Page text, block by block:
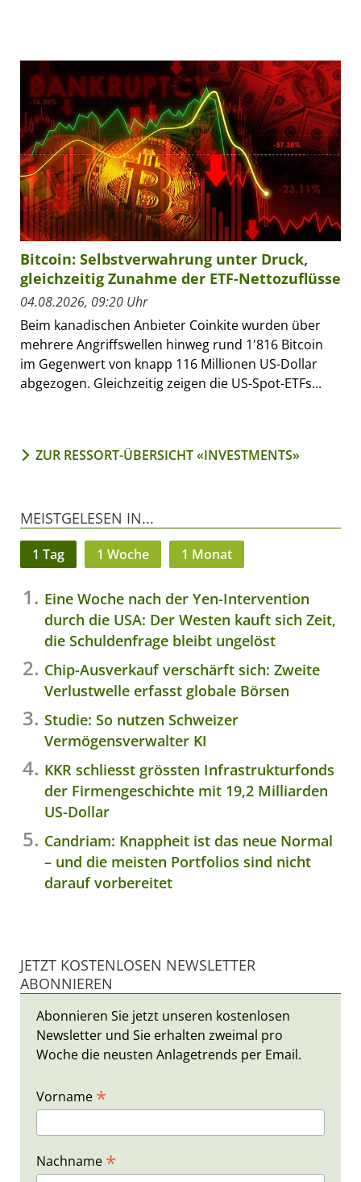
Bitcoin: Selbstverwahrung unter Druck,
gleichzeitig Zunahme der ETF-Nettozuflüsse
04.08.2026, 09:20 Uhr
Beim kanadischen Anbieter Coinkite wurden über
mehrere Angriffswellen hinweg rund 1'816 Bitcoin
im Gegenwert von knapp 116 Millionen US-Dollar
abgezogen. Gleichzeitig zeigen die US-Spot-ETFs...
ZUR RESSORT-ÜBERSICHT «INVESTMENTS»
MEISTGELESEN IN...
1 Tag 1 Woche 1 Monat
Eine Woche nach der Yen-Intervention
durch die USA: Der Westen kauft sich Zeit,
die Schuldenfrage bleibt ungelöst
Chip-Ausverkauf verschärft sich: Zweite
Verlustwelle erfasst globale Börsen
Studie: So nutzen Schweizer
Vermögensverwalter KI
KKR schliesst grössten Infrastrukturfonds
der Firmengeschichte mit 19,2 Milliarden
US-Dollar
Candriam: Knappheit ist das neue Normal
– und die meisten Portfolios sind nicht
darauf vorbereitet
JETZT KOSTENLOSEN NEWSLETTER
ABONNIEREN
Abonnieren Sie jetzt unseren kostenlosen
Newsletter und Sie erhalten zweimal pro
Woche die neusten Anlagetrends per Email.
Vorname *
Nachname *